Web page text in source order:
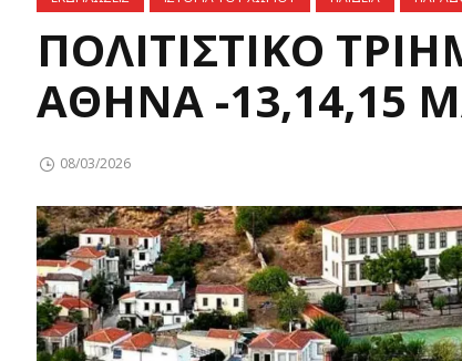
ΠΟΛΙΤΙΣΤΙΚΟ
ΑΘΗΝΑ -13,14,15
08/03/2026